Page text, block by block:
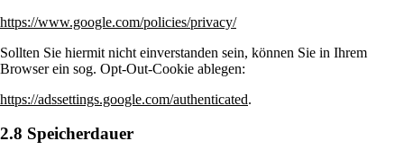
https://www.google.com/policies/privacy/
Sollten Sie hiermit nicht einverstanden sein, können Sie in Ihrem
Browser ein sog. Opt-Out-Cookie ablegen:
https://adssettings.google.com/authenticated.
2.8 Speicherdauer